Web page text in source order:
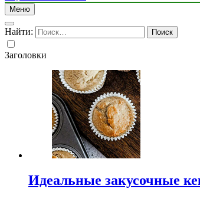
Меню
Найти:
Заголовки
Идеальные закусочные